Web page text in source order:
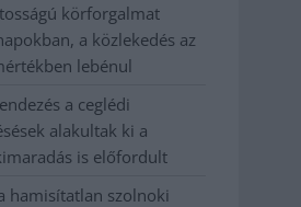
körforgalmat
a közlekedés az
lebénul
a ceglédi
alakultak ki a
is előfordult
hamisítatlan szolnoki